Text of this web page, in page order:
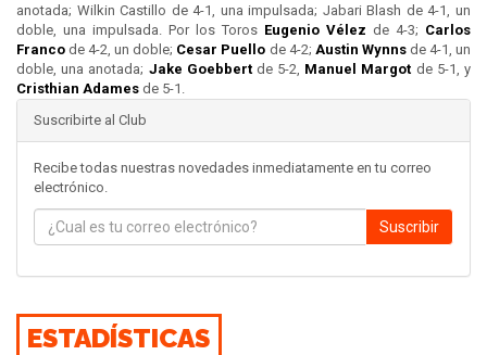
anotada; Wilkin Castillo de 4-1, una impulsada; Jabari Blash de 4-1, un
doble, una impulsada. Por los Toros Eugenio Vélez de 4-3; Carlos
Franco de 4-2, un doble; Cesar Puello de 4-2; Austin Wynnsde 4-1, un
doble, una anotada; Jake Goebbertde 5-2, Manuel Margot de 5-1, y
Cristhian Adames de 5-1.
Suscribirte al Club
Recibe todas nuestras novedades inmediatamente en tu correo
electrónico.
Suscribir
ESTADÍSTICAS